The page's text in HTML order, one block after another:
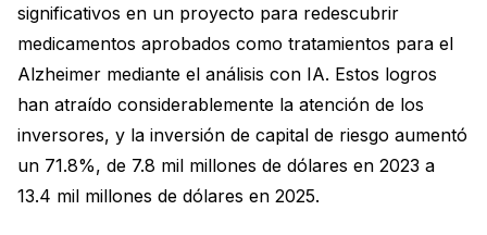
significativos en un proyecto para redescubrir
medicamentos aprobados como tratamientos para el
Alzheimer mediante el análisis con IA. Estos logros
han atraído considerablemente la atención de los
inversores, y la inversión de capital de riesgo aumentó
un 71.8%, de 7.8 mil millones de dólares en 2023 a
13.4 mil millones de dólares en 2025.